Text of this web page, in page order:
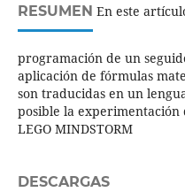
RESUMEN En este
programación de un
aplicación de fórmulas
son traducidas en un
posible la
LEGO MINDSTORM
DESCARGAS